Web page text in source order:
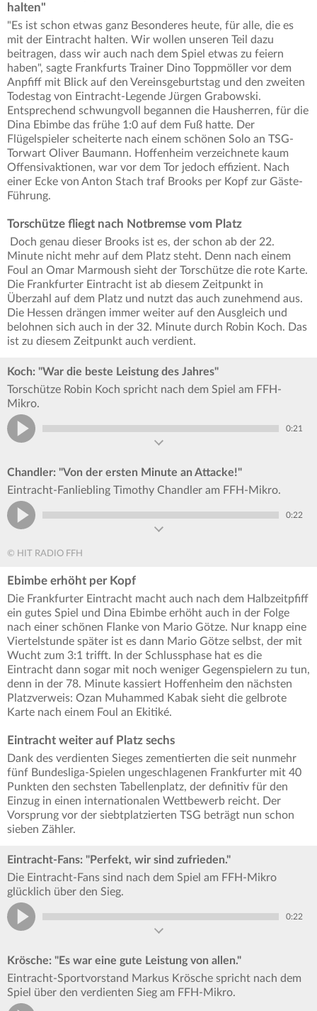
halten"
"Es ist schon etwas ganz Besonderes heute, für alle, die es
mit der Eintracht halten. Wir wollen unseren Teil dazu
beitragen, dass wir auch nach dem Spiel etwas zu feiern
haben", sagte Frankfurts Trainer Dino Toppmöller vor dem
Anpfiff mit Blick auf den Vereinsgeburtstag und den zweiten
Todestag von Eintracht-Legende Jürgen Grabowski.
Entsprechend schwungvoll begannen die Hausherren, für die
Dina Ebimbe das frühe 1:0 auf dem Fuß hatte. Der
Flügelspieler scheiterte nach einem schönen Solo an TSG-
Torwart Oliver Baumann. Hoffenheim verzeichnete kaum
Offensivaktionen, war vor dem Tor jedoch effizient. Nach
einer Ecke von Anton Stach traf Brooks per Kopf zur Gäste-
Führung.
Torschütze fliegt nach Notbremse vom Platz
Doch genau dieser Brooks ist es, der schon ab der 22.
Minute nicht mehr auf dem Platz steht. Denn nach einem
Foul an Omar Marmoush sieht der Torschütze die rote Karte.
Die Frankfurter Eintracht ist ab diesem Zeitpunkt in
Überzahl auf dem Platz und nutzt das auch zunehmend aus.
Die Hessen drängen immer weiter auf den Ausgleich und
belohnen sich auch in der 32. Minute durch Robin Koch. Das
ist zu diesem Zeitpunkt auch verdient.
Koch: "War die beste Leistung des Jahres"
Torschütze Robin Koch spricht nach dem Spiel am FFH-
Mikro.
0:21
Chandler: "Von der ersten Minute an Attacke!"
Eintracht-Fanliebling Timothy Chandler am FFH-Mikro.
0:22
© HIT RADIO FFH
Ebimbe erhöht per Kopf
Die Frankfurter Eintracht macht auch nach dem Halbzeitpfiff
ein gutes Spiel und Dina Ebimbe erhöht auch in der Folge
nach einer schönen Flanke von Mario Götze. Nur knapp eine
Viertelstunde später ist es dann Mario Götze selbst, der mit
Wucht zum 3:1 trifft. In der Schlussphase hat es die
Eintracht dann sogar mit noch weniger Gegenspielern zu tun,
denn in der 78. Minute kassiert Hoffenheim den nächsten
Platzverweis: Ozan Muhammed Kabak sieht die gelbrote
Karte nach einem Foul an Ekitiké.
Eintracht weiter auf Platz sechs
Dank des verdienten Sieges zementierten die seit nunmehr
fünf Bundesliga-Spielen ungeschlagenen Frankfurter mit 40
Punkten den sechsten Tabellenplatz, der definitiv für den
Einzug in einen internationalen Wettbewerb reicht. Der
Vorsprung vor der siebtplatzierten TSG beträgt nun schon
sieben Zähler.
Eintracht-Fans: "Perfekt, wir sind zufrieden."
Die Eintracht-Fans sind nach dem Spiel am FFH-Mikro
glücklich über den Sieg.
0:22
Krösche: "Es war eine gute Leistung von allen."
Eintracht-Sportvorstand Markus Krösche spricht nach dem
Spiel über den verdienten Sieg am FFH-Mikro.